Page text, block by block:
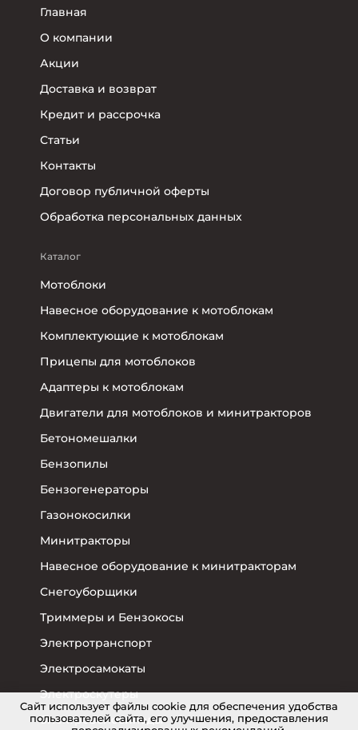
Главная
О компании
Акции
Доставка и возврат
Кредит и рассрочка
Статьи
Контакты
Договор публичной оферты
Обработка персональных данных
Каталог
Мотоблоки
Навесное оборудование к мотоблокам
Комплектующие к мотоблокам
Прицепы для мотоблоков
Адаптеры к мотоблокам
Двигатели для мотоблоков и минитракторов
Бетономешалки
Бензопилы
Бензогенераторы
Газонокосилки
Минитракторы
Навесное оборудование к минитракторам
Снегоуборщики
Триммеры и Бензокосы
Электротранспорт
Электросамокаты
Электроскутеры
Электровелосипеды
Cайт использует файлы cookie для обеспечения удобства
пользователей сайта, его улучшения, предоставления